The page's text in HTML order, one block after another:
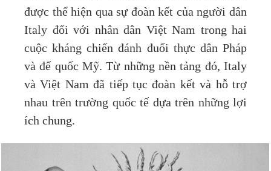
được thể hiện qua sự đoàn kết của người dân
Italy đối với nhân dân Việt Nam trong hai
cuộc kháng chiến đánh đuổi thực dân Pháp
và đế quốc Mỹ. Từ những nền tảng đó, Italy
và Việt Nam đã tiếp tục đoàn kết và hỗ trợ
nhau trên trường quốc tế dựa trên những lợi
ích chung.